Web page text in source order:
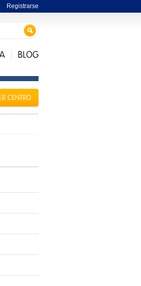
Registrarse